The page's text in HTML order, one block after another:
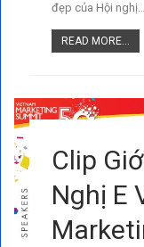
đẹp của Hội nghị…
READ MORE...
Clip
Nghị E